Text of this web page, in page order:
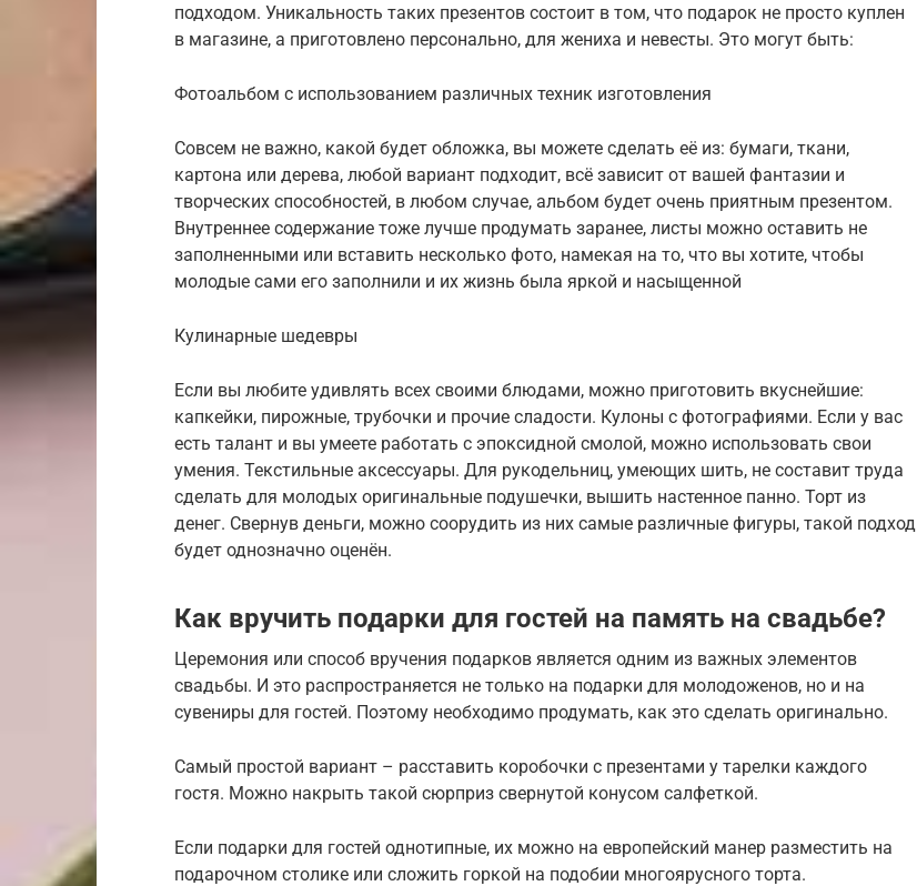
подходом. Уникальность таких презентов состоит в том, что подарок не просто куплен
в магазине, а приготовлено персонально, для жениха и невесты. Это могут быть:
Фотоальбом с использованием различных техник изготовления
Совсем не важно, какой будет обложка, вы можете сделать её из: бумаги, ткани,
картона или дерева, любой вариант подходит, всё зависит от вашей фантазии и
творческих способностей, в любом случае, альбом будет очень приятным презентом.
Внутреннее содержание тоже лучше продумать заранее, листы можно оставить не
заполненными или вставить несколько фото, намекая на то, что вы хотите, чтобы
молодые сами его заполнили и их жизнь была яркой и насыщенной
Кулинарные шедевры
Если вы любите удивлять всех своими блюдами, можно приготовить вкуснейшие:
капкейки, пирожные, трубочки и прочие сладости. Кулоны с фотографиями. Если у вас
есть талант и вы умеете работать с эпоксидной смолой, можно использовать свои
умения. Текстильные аксессуары. Для рукодельниц, умеющих шить, не составит труда
сделать для молодых оригинальные подушечки, вышить настенное панно. Торт из
денег. Свернув деньги, можно соорудить из них самые различные фигуры, такой подход
будет однозначно оценён.
Как вручить подарки для гостей на память на свадьбе?
Церемония или способ вручения подарков является одним из важных элементов
свадьбы. И это распространяется не только на подарки для молодоженов, но и на
сувениры для гостей. Поэтому необходимо продумать, как это сделать оригинально.
Самый простой вариант – расставить коробочки с презентами у тарелки каждого
гостя. Можно накрыть такой сюрприз свернутой конусом салфеткой.
Если подарки для гостей однотипные, их можно на европейский манер разместить на
подарочном столике или сложить горкой на подобии многоярусного торта.